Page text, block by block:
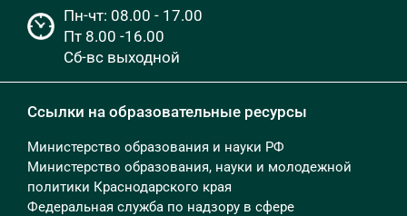
Пн-чт: 08.00 - 17.00
Пт 8.00 -16.00
Сб-вс выходной
Ссылки на образовательные ресурсы
Министерство образования и науки РФ
Министерство образования, науки и молодежной
политики Краснодарского края
Федеральная служба по надзору в сфере